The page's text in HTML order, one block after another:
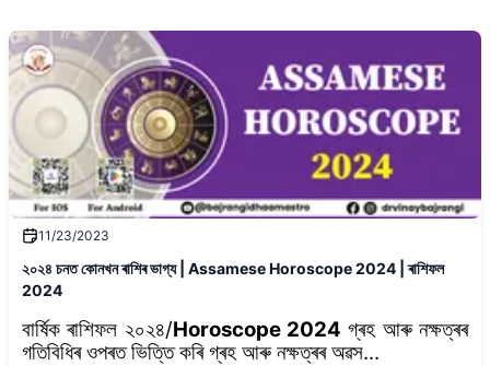
11/23/2023
২০২৪ চনত কোনখন ৰাশিৰ ভাগ্য | Assamese Horoscope 2024 | ৰাশিফল
2024
বাৰ্ষিক ৰাশিফল ২০২৪/Horoscope 2024 গ্ৰহ আৰু নক্ষত্ৰৰ
গতিবিধিৰ ওপৰত ভিত্তি কৰি গ্ৰহ আৰু নক্ষত্ৰৰ অৱস...